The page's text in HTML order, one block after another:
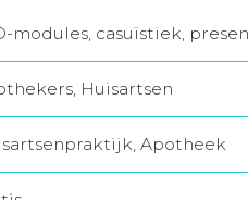
modules, casuïstiek,
Huisartsen
Apotheek